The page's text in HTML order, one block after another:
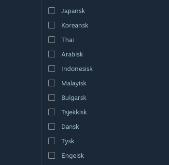
Japansk
Koreansk
Thai
Arabisk
Indonesisk
Malayisk
Bulgarsk
Tsjekkisk
Dansk
Tysk
Engelsk